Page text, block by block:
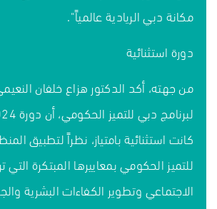
مكانة دبي الريادية عالمياً".
دورة استثنائية
من جهته، أكد الدكتور هزاع خلفان
كانت استثنائية بامتياز، نظراً لتطبيق
للتميز الحكومي بمعاييرها المبتكرة التي
الاجتماعي وتطوير الكفاءات البشرية